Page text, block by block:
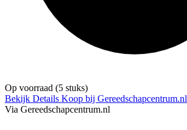
Op voorraad (5 stuks)
Bekijk Details Koop bij Gereedschapcentrum.nl
Via Gereedschapcentrum.nl